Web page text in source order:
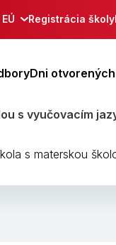
Registrácia školy
Dni
s vyučovacím
s materskou